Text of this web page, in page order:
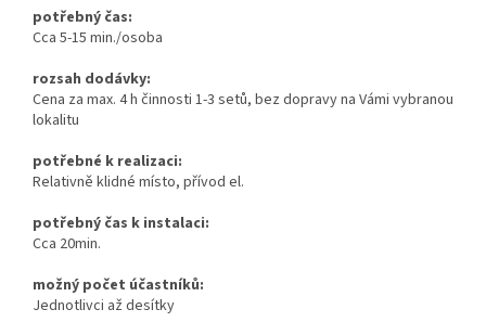
potřebný čas:
Cca 5-15 min./osoba
rozsah dodávky:
Cena za max. 4 h činnosti 1-3 setů, bez dopravy na Vámi vybranou
lokalitu
potřebné k realizaci:
Relativně klidné místo, přívod el.
potřebný čas k instalaci:
Cca 20min.
možný počet účastníků:
Jednotlivci až desítky